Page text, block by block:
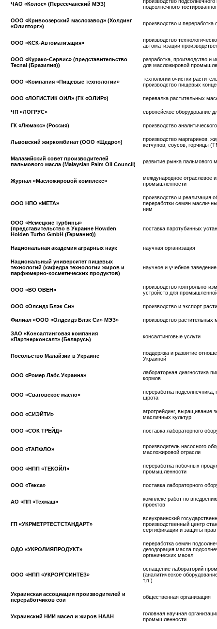
ЧАО «Колос» (Пересечанский МЭЗ)
подсолнечного
ООО«Кривоозерскиймаслозавод» (Холдинг
«Олияторг») производство и переработка
ООО «КСК-Автоматизация»
производство
автоматизации
ООО «Курако-Сервис» (представительство
Tecnal (Бразилия))
разработка, производство и
для масложировой
ООО «Компания «Пищевые технологии»
технологии очистки
производство пищевых
ООО «ЛОГИСТИК ОИЛ» (ГК «ОЛИР») перевалка растительных
ЧП «ЛОГРУС» европейское оборудование
ГК «Люмэкс» (Россия) производство
Львовский жиркомбинат (ООО «Щедро»)
производство маргаринов,
кетчупов, соусов, горчицы
Малазийский совет производителей
пальмового масла (Malaysian Palm Oil Council)
развитие рынка пальмового
Журнал «Масложировой комплекс»
международное отраслевое
промышленности
ООО НПО «МЕТА»
производство и реализация
переработки семян
ним
ООО «Немецкие турбины»
(представительство в Украине Howden
Holden Turbo GmbH (Германия))
поставка паротубинных
Национальная академия аграрных наук научная организация
Национальный университет пищевых
технологий (кафедра технологии жиров и
парфюмерно-косметических продуктов)
научное и учебное заведение
ООО «ВО ОВЕН» производствоконтрольно-
устройств для
ООО «Олсидз Блэк Си» производство и экспорт
Филиал «ООО «Олдсидз Блэк Си» МЭЗ» производство растительных
ЗАО «Консалтинговая компания
«Партнерконсалт» (Беларусь)
консалтинговые услуги
Посольство Малайзии в Украине
поддержка и развитие
Украиной
ООО «Ромер Лабс Украина»
лабораторная диагностика
кормов
ООО «Сватовское масло»
переработка подсолнечника,
шрота
ООО «СИЭЙТИ»
агротрейдинг, выращивание
масличных культур
ООО «СОК ТРЕЙД» поставка лабораторного
ООО «ТАПФЛО»
производитель насосного
масложировой отрасли
ООО «НПП «ТЕКОЙЛ»
переработка побочных
промышленности
ООО «Текса» поставка лабораторного
АО «ПП «Техмаш»
комплекс работ по
проектов
ГП «УКРМЕТРТЕСТСТАНДАРТ»
всеукраинский
производственный центр
сертификации и защиты прав
ОДО «УКРОЛИЯПРОДУКТ»
переработка семян
дезодорация масла
органических масел
ООО «НПП «УКРОРГСИНТЕЗ»
оснащение лабораторий
(аналитическое
т.п.)
Украинская ассоциация производителей и
переработчиков сои
общественная организация
Украинский НИИ масел и жиров НААН
головная научная
промышленности